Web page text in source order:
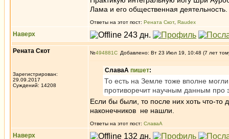
Лама и его общественная деятельность.
Ответы на этот пост: Рената Скот, Raudex
Наверх
Рената Скот
Зарегистрирован:
29.09.2017
Суждений: 14208
№494881 Добавлено: Вт 23 Июл 19, 10:48 (7 лет
СлаваА пишет:
То есть на Земле тоже вполне
противоречит научным данным про
Если бы были, то после них хоть что-то
наконечников не нашли.
Ответы на этот пост: СлаваА
Наверх